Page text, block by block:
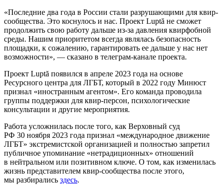
«Последние два года в России стали разрушающими для квир-
сообщества. Это коснулось и нас. Проект Luptă не сможет
продолжить свою работу дальше из-за давления квирфобной
среды. Нашим приоритетом всегда являлась безопасность
площадки, к сожалению, гарантировать ее дальше у нас нет
возможности», — сказано в телеграм-канале проекта.
Проект Luptă появился в апреле 2023 года на основе
Ресурсного центра для ЛГБТ, который в 2022 году Минюст
признал «иностранным агентом». Его команда проводила
группы поддержки для квир-персон, психологические
консультации и другие мероприятия.
Работа усложнилась после того, как Верховный суд
РФ 30 ноября 2023 года признал «международное движение
ЛГБТ» экстремистской организацией и полностью запретил
публичное упоминание «нетрадиционных» отношений
в нейтральном или позитивном ключе. О том, как изменилась
жизнь представителем квир-сообщества после этого,
мы разбирались здесь.